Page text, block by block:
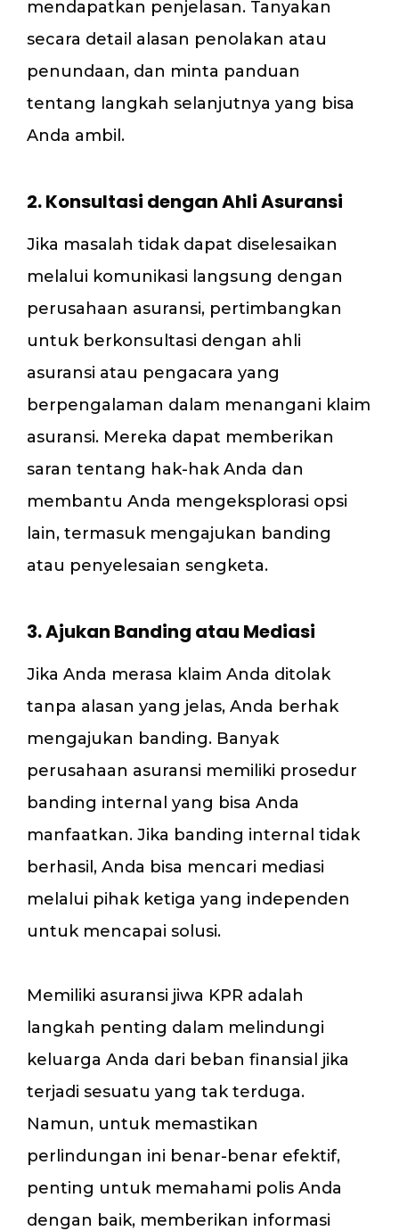
mendapatkan penjelasan. Tanyakan
secara detail alasan penolakan atau
penundaan, dan minta panduan
tentang langkah selanjutnya yang bisa
Anda ambil.
2. Konsultasi dengan Ahli Asuransi
Jika masalah tidak dapat diselesaikan
melalui komunikasi langsung dengan
perusahaan asuransi, pertimbangkan
untuk berkonsultasi dengan ahli
asuransi atau pengacara yang
berpengalaman dalam menangani klaim
asuransi. Mereka dapat memberikan
saran tentang hak-hak Anda dan
membantu Anda mengeksplorasi opsi
lain, termasuk mengajukan banding
atau penyelesaian sengketa.
3. Ajukan Banding atau Mediasi
Jika Anda merasa klaim Anda ditolak
tanpa alasan yang jelas, Anda berhak
mengajukan banding. Banyak
perusahaan asuransi memiliki prosedur
banding internal yang bisa Anda
manfaatkan. Jika banding internal tidak
berhasil, Anda bisa mencari mediasi
melalui pihak ketiga yang independen
untuk mencapai solusi.
Memiliki asuransi jiwa KPR adalah
langkah penting dalam melindungi
keluarga Anda dari beban finansial jika
terjadi sesuatu yang tak terduga.
Namun, untuk memastikan
perlindungan ini benar-benar efektif,
penting untuk memahami polis Anda
dengan baik, memberikan informasi